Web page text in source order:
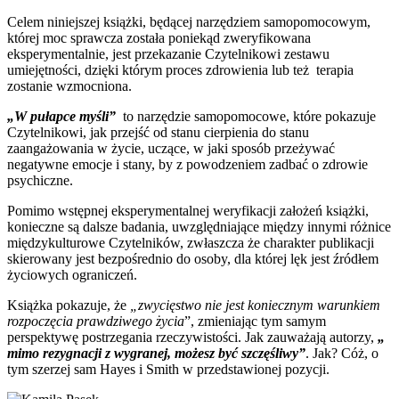
Celem niniejszej książki, będącej narzędziem samopomocowym,
której moc sprawcza została poniekąd zweryfikowana
eksperymentalnie, jest przekazanie Czytelnikowi zestawu
umiejętności, dzięki którym proces zdrowienia lub też terapia
zostanie wzmocniona.
„W pułapce myśli” to narzędzie samopomocowe, które pokazuje
Czytelnikowi, jak przejść od stanu cierpienia do stanu
zaangażowania w życie, uczące, w jaki sposób przeżywać
negatywne emocje i stany, by z powodzeniem zadbać o zdrowie
psychiczne.
Pomimo wstępnej eksperymentalnej weryfikacji założeń książki,
konieczne są dalsze badania, uwzględniające między innymi różnice
międzykulturowe Czytelników, zwłaszcza że charakter publikacji
skierowany jest bezpośrednio do osoby, dla której lęk jest źródłem
życiowych ograniczeń.
Książka pokazuje, że
„zwycięstwo nie jest koniecznym warunkiem
rozpoczęcia prawdziwego życia”, zmieniając tym samym
perspektywę postrzegania rzeczywistości. Jak zauważają autorzy, „
mimo rezygnacji z wygranej, możesz być szczęśliwy”. Jak? Cóż, o
tym szerzej sam Hayes i Smith w przedstawionej pozycji.